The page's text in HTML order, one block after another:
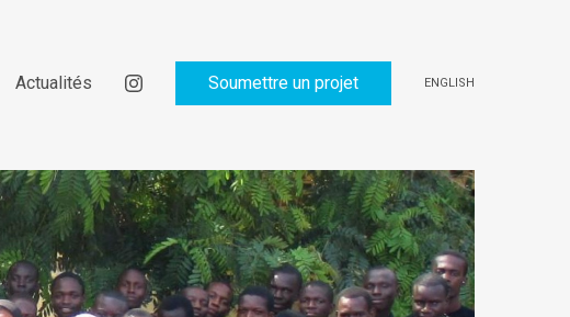
Actualités Soumettre un projet ENGLISH